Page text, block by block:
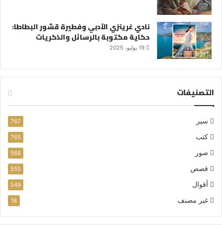
نادي غرينزي الأدبي وفطيرة قشور البطاطا:
حكاية مكتوبة بالرسائل والذكريات
19 يوليو، 2025
التصنيفات
سير 767
كتب 765
صور 568
قصص 555
أقوال 549
غير مصنف 18